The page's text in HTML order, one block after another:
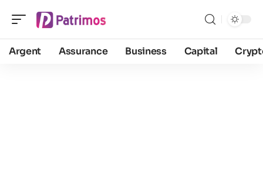
Argent Assurance Business Capital